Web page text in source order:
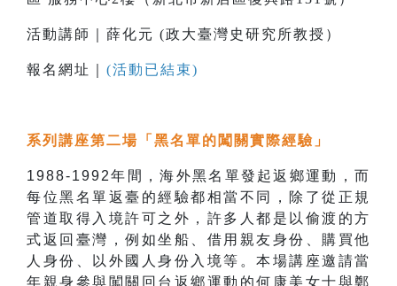
活動講師｜薛化元 (政大臺灣史研究所教授）
報名網址｜ (活動已結束)
系列講座第二場「 黑名單的闖關實際經驗 」
1988-1992年間，海外黑名單發起返鄉運動，而
每位黑名單返臺的經驗都相當不同，除了從正規
管道取得入境許可之外，許多人都是以偷渡的方
式返回臺灣，例如坐船、借用親友身份、購買他
人身份、以外國人身份入境等。 本場講座邀請當
年親身參與闖關回台返鄉運動的何康美女士與鄭